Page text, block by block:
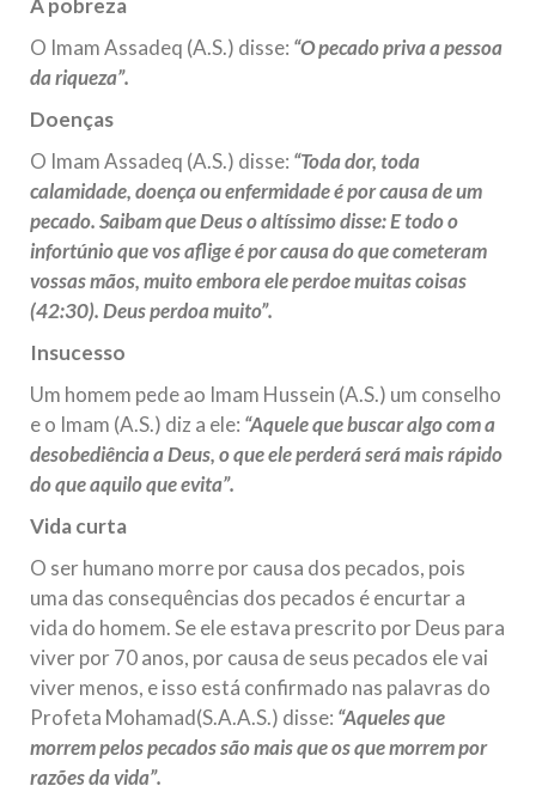
A pobreza
O Imam Assadeq (A.S.) disse: “O pecado priva a pessoa
da riqueza”.
Doenças
O Imam Assadeq (A.S.) disse: “Toda dor, toda
calamidade, doença ou enfermidade é por causa de um
pecado. Saibam que Deus o altíssimo disse: E todo o
infortúnio que vos aflige é por causa do que cometeram
vossas mãos, muito embora ele perdoe muitas coisas
(42:30). Deus perdoa muito”.
Insucesso
Um homem pede ao Imam Hussein (A.S.) um conselho
e o Imam (A.S.) diz a ele: “Aquele que buscar algo com a
desobediência a Deus, o que ele perderá será mais rápido
do que aquilo que evita”.
Vida curta
O ser humano morre por causa dos pecados, pois
uma das consequências dos pecados é encurtar a
vida do homem. Se ele estava prescrito por Deus para
viver por 70 anos, por causa de seus pecados ele vai
viver menos, e isso está confirmado nas palavras do
Profeta Mohamad(S.A.A.S.) disse: “Aqueles que
morrem pelos pecados são mais que os que morrem por
razões da vida”.